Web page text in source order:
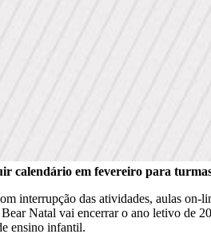
calendário em fevereiro para
interrupção das atividades, aulas
Natal vai encerrar o ano letivo de
ensino infantil.